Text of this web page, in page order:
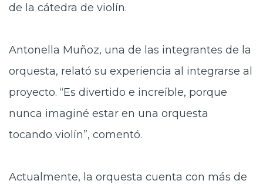
de la cátedra de violín.
Antonella Muñoz, una de las integrantes de la
orquesta, relató su experiencia al integrarse al
proyecto. “Es divertido e increíble, porque
nunca imaginé estar en una orquesta
tocando violín”, comentó.
Actualmente, la orquesta cuenta con más de